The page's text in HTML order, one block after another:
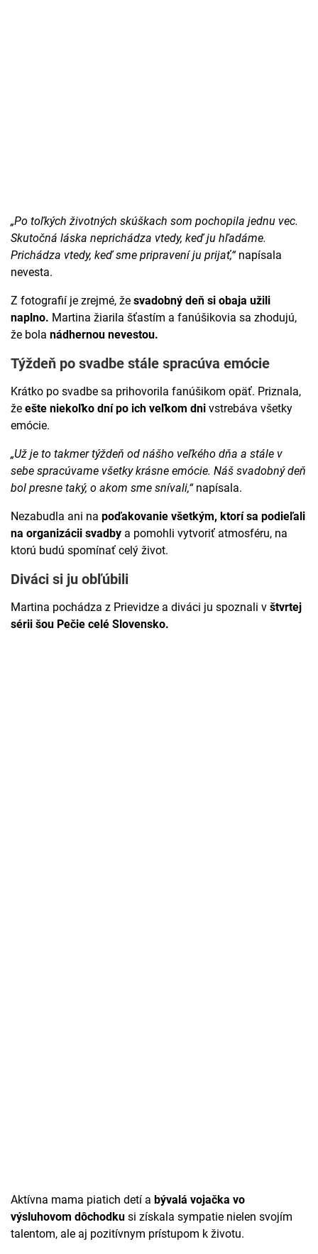
„Po toľkých životných skúškach som pochopila jednu vec.
Skutočná láska neprichádza vtedy, keď ju hľadáme.
Prichádza vtedy, keď sme pripravení ju prijať,“ napísala
nevesta.
Z fotografií je zrejmé, že svadobný deň si obaja užili
naplno. Martina žiarila šťastím a fanúšikovia sa zhodujú,
že bola nádhernou nevestou.
Týždeň po svadbe stále spracúva emócie
Krátko po svadbe sa prihovorila fanúšikom opäť. Priznala,
že ešte niekoľko dní po ich veľkom dni vstrebáva všetky
emócie.
„Už je to takmer týždeň od nášho veľkého dňa a stále v
sebe spracúvame všetky krásne emócie. Náš svadobný deň
bol presne taký, o akom sme snívali,“napísala.
Nezabudla ani na poďakovanie všetkým, ktorí sa podieľali
na organizácii svadby a pomohli vytvoriť atmosféru, na
ktorú budú spomínať celý život.
Diváci si ju obľúbili
Martina pochádza z Prievidze a diváci ju spoznali v štvrtej
sérii šou Pečie celé Slovensko.
Aktívna mama piatich detí a bývalá vojačka vo
výsluhovom dôchodku si získala sympatie nielen svojím
talentom, ale aj pozitívnym prístupom k životu.